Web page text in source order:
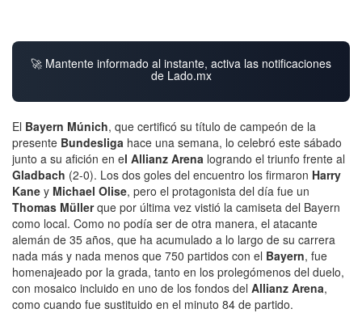
🚀 Mantente informado al instante, activa las notificaciones
de Lado.mx
El Bayern Múnich, que certificó su título de campeón de la
presente Bundesliga hace una semana, lo celebró este sábado
junto a su afición en el Allianz Arena logrando el triunfo frente al
Gladbach (2-0). Los dos goles del encuentro los firmaron Harry
Kane y Michael Olise, pero el protagonista del día fue un
Thomas Müllerque por última vez vistió la camiseta del Bayern
como local. Como no podía ser de otra manera, el atacante
alemán de 35 años, que ha acumulado a lo largo de su carrera
nada más y nada menos que 750 partidos con el Bayern, fue
homenajeado por la grada, tanto en los prolegómenos del duelo,
con mosaico incluido en uno de los fondos del Allianz Arena,
como cuando fue sustituido en el minuto 84 de partido.